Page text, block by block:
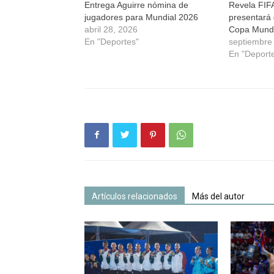
Entrega Aguirre nómina de
jugadores para Mundial 2026
abril 28, 2026
En "Deportes"
Revela
presentará
Copa
En
Artículos relacionados Más del autor